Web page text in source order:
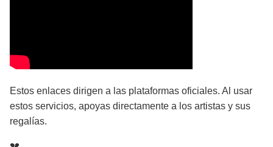
Estos enlaces dirigen a las plataformas oficiales. Al usar
estos servicios, apoyas directamente a los artistas y sus
regalías.